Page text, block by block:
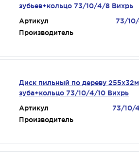
зубьев+кольцо 73/10/4/8 Вихрь
Артикул
73/
Производитель
Диск пильный по дереву
зуба+кольцо 73/10/4/10 Вихрь
Артикул
73/10/
Производитель